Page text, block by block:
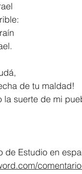
de tu maldad!
la suerte de mi
de Estudio en